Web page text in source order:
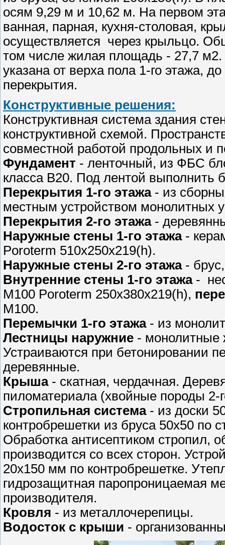
осям 9,29 м и 10,62 м. На первом
ванная, парная, кухня-столовая,
осуществляется через крыльцо.
том числе жилая площадь - 27,7
указана от верха пола 1-го этажа,
перекрытия.
Конструктивные решения:
Конструктивная система здания
конструктивной схемой.
совместной работой продольных и
Фундамент - ленточный, из ФБС
класса В20. Под лентой выполнить
Перекрытия 1-го этажа - из
местным устройством монолитных
Перекрытия 2-го этажа -
Наружные стены 1-го этажа -
Poroterm 510х250х219(h).
Наружные стены 2-го этажа-
Внутренние стены 1-го этажа -
М100 Poroterm 250х380х219(h),
М100.
Перемычки 1-го этажа- из
Лестницы наружние - монолитные
Устраиваются при бетонировании
деревянные.
Крыша - скатная, чердачная.
пиломатериала (хвойные породы 2-
Стропильная система - из доски
контробрешетки из бруса 50x50 по
Обработка антисептиком стропил,
производится со всех сторон.
20х150 мм по контробрешетке.
гидрозащитная паропроницаемая
производителя.
Кровля - из металлочерепицы.
Водосток с крыши -